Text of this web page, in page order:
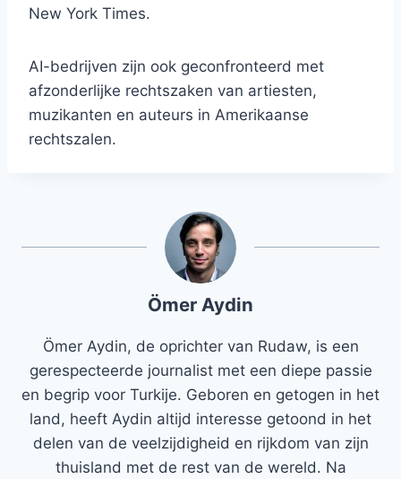
New York Times.
AI-bedrijven zijn ook geconfronteerd met
afzonderlijke rechtszaken van artiesten,
muzikanten en auteurs in Amerikaanse
rechtszalen.
Ömer Aydin
Ömer Aydin, de oprichter van Rudaw, is een
gerespecteerde journalist met een diepe passie
en begrip voor Turkije. Geboren en getogen in het
land, heeft Aydin altijd interesse getoond in het
delen van de veelzijdigheid en rijkdom van zijn
thuisland met de rest van de wereld. Na